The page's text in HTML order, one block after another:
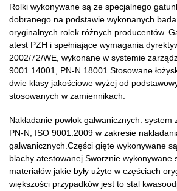
Rolki wykonywane są ze specjalnego
dobranego na podstawie wykonanych
oryginalnych rolek różnych producentów.
atest PZH i spełniające wymagania
2002/72/WE, wykonane w systemie
9001 14001, PN-N 18001.Stosowane
dwie klasy jakościowe wyżej od
stosowanych w zamiennikach.
Nakładanie powłok galwanicznych:
PN-N, ISO 9001:2009 w zakresie
galwanicznych.Części gięte wykonywane
blachy atestowanej.Sworznie wykonywane
materiałów jakie były użyte w częściach
większości przypadków jest to stal